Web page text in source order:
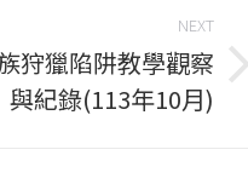
NEXT
狩獵陷阱教學觀察
與紀錄(113年10月)